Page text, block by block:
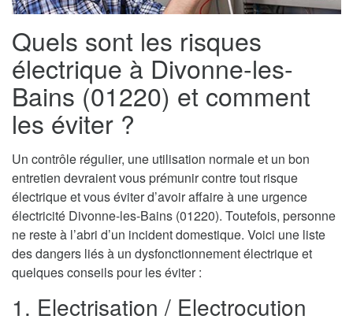
Quels sont les risques
électrique à Divonne-les-
Bains (01220) et comment
les éviter ?
Un contrôle régulier, une utilisation normale et un bon
entretien devraient vous prémunir contre tout risque
électrique et vous éviter d’avoir affaire à une urgence
électricité Divonne-les-Bains (01220). Toutefois, personne
ne reste à l’abri d’un incident domestique. Voici une liste
des dangers liés à un dysfonctionnement électrique et
quelques conseils pour les éviter :
1. Electrisation / Electrocution